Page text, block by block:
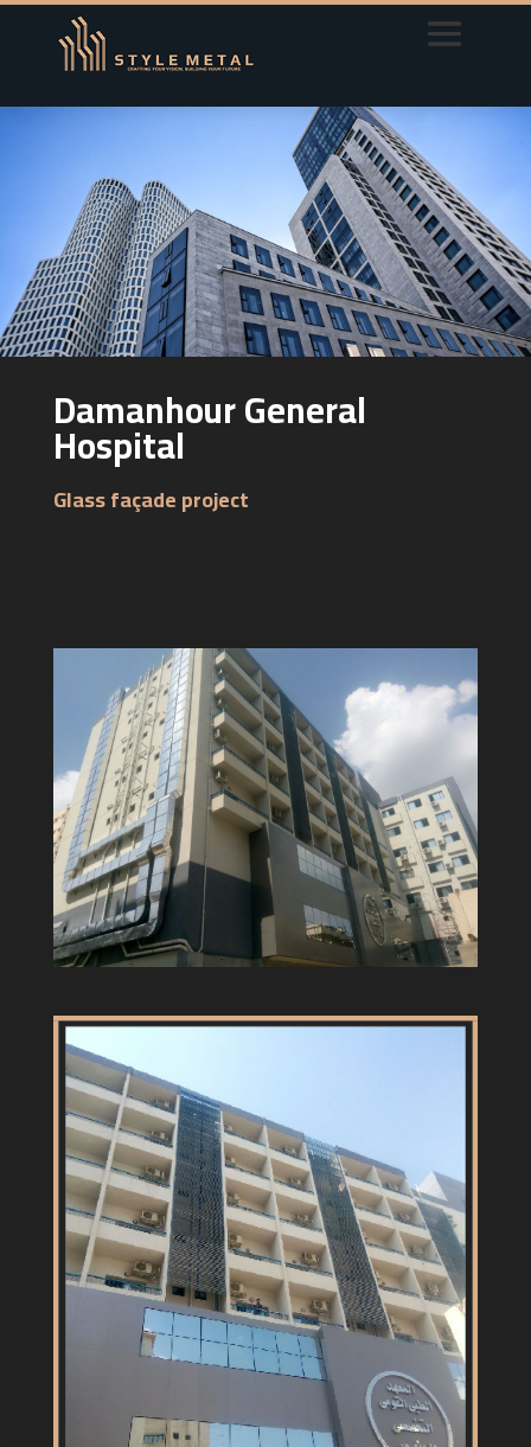
Damanhour General
Hospital
Glass façade project